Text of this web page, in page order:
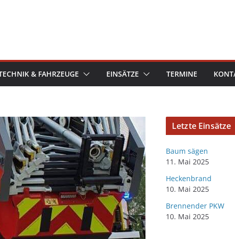
& FAHRZEUGE EINSÄTZE TERMINE
Letzte Einsätze
Baum sägen
11. Mai 2025
Heckenbrand
10. Mai 2025
Brennender PKW
10. Mai 2025